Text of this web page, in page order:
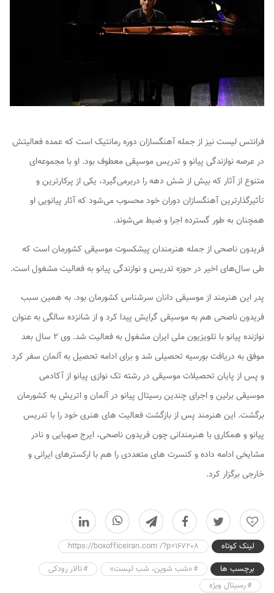
فرانتس لیست نیز از جمله آهنگسازان دوره رمانتیک است که عمده فعالیتش
در عرصه نوازندگی پیانو و تدریس موسیقی معطوف بود. او با مجموعه‌ای
متنوع از آثار که بیش از شش دهه را دربرمی‌گیرد، یکی از پرکارترین و
تأثیرگذارترین آهنگسازان دوران خود محسوب می‌شود که آثار پیانویی او
همچنان به طور گسترده اجرا و ضبط می‌شوند.
فریدون ناصحی از جمله هنرمندان پیشکسوت موسیقی کشورمان است که
طی سال‌های اخیر در حوزه تدریس و نوازندگی پیانو به فعالیت مشغول است.
پدر این هنرمند از موسیقی دانان سرشناس کشورمان بود. به همین سبب
فریدون ناصحی هم به موسیقی گرایش پیدا کرد و از شانزده سالگی به عنوان
نوازنده پیانو با تلویزیون ملی ایران مشغول به فعالیت شد. وی ۲ سال بعد
موفق به دریافت بورسیه تحصیلی شد و برای ادامه تحصیل به آلمان سفر کرد
و پس از پایان تحصیلات موسیقی در رشته تک نوازی پیانو از آکادمی
موسیقی برلین و اجرای چندین رسیتال پیانو در آلمان و اتریش به کشورمان
برگشت. این هنرمند پس از بازگشت فعالیت های هنری خود را با تدریس
پیانو و همکاری با هنرمندانی چون فریدون ناصحی، ایرج صهبایی و نادر
مشایخی ادامه داده و کنسرت های متعددی را هم با ارکسترهای ایرانی و
خارجی برگزار کرد.
0
لینک کوتاه
https://boxofficeiran.com /?p=167208
برچسب ها
«شب شوپن، شب لیست»
تالار رودکی
رسیتال ویژه